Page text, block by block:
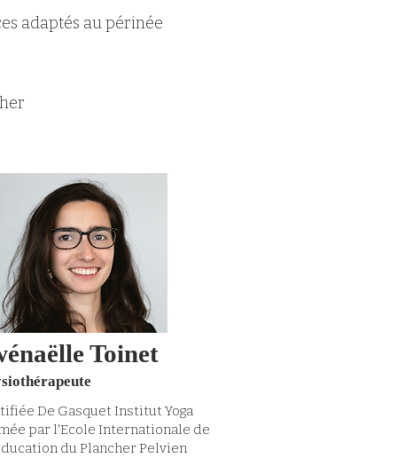
adaptés au périnée
Toinet
De Gasquet Institut Yoga
par l'Ecole Internationale de
du Plancher Pelvien